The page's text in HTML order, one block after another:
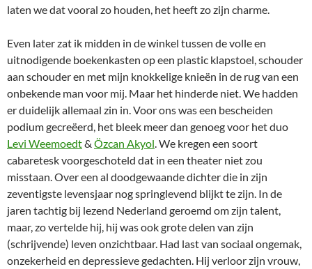
laten we dat vooral zo houden, het heeft zo zijn charme.
Even later zat ik midden in de winkel tussen de volle en
uitnodigende boekenkasten op een plastic klapstoel, schouder
aan schouder en met mijn knokkelige knieën in de rug van een
onbekende man voor mij. Maar het hinderde niet. We hadden
er duidelijk allemaal zin in. Voor ons was een bescheiden
podium gecreëerd, het bleek meer dan genoeg voor het duo
Levi Weemoedt& Özcan Akyol . We kregen een soort
cabaretesk voorgeschoteld dat in een theater niet zou
misstaan. Over een al doodgewaande dichter die in zijn
zeventigste levensjaar nog springlevend blijkt te zijn. In de
jaren tachtig bij lezend Nederland geroemd om zijn talent,
maar, zo vertelde hij, hij was ook grote delen van zijn
(schrijvende) leven onzichtbaar. Had last van sociaal ongemak,
onzekerheid en depressieve gedachten. Hij verloor zijn vrouw,